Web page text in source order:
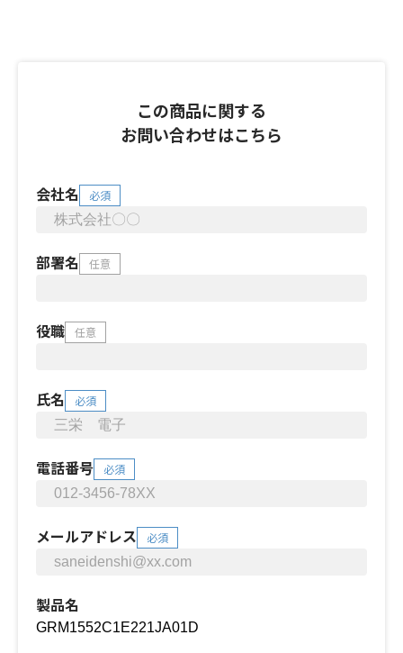
この商品に関する
お問い合わせはこちら
会社名 必須
部署名 任意
役職 任意
氏名 必須
電話番号 必須
メールアドレス 必須
製品名